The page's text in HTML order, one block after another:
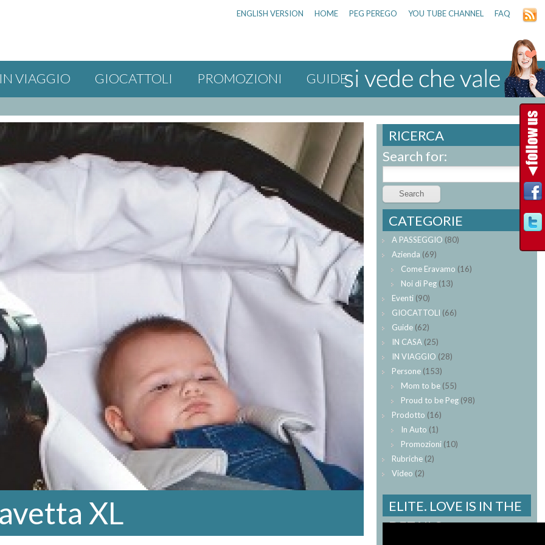
ENGLISH VERSION HOME PEG PEREGO YOU TUBE CHANNEL FAQ
VIAGGIO GIOCATTOLI PROMOZIONI GUIDE
XL
RICERCA
Search for:
CATEGORIE
A PASSEGGIO (80)
Azienda (69)
Come Eravamo (16)
Noi di Peg (13)
Eventi (90)
GIOCATTOLI (66)
Guide (62)
IN CASA (25)
IN VIAGGIO (28)
Persone (153)
Mom to be (55)
Proud to be Peg (98)
Prodotto (16)
In Auto (1)
Promozioni (10)
Rubriche (2)
Video (2)
ELITE. LOVE IS IN THE
DETAILS.